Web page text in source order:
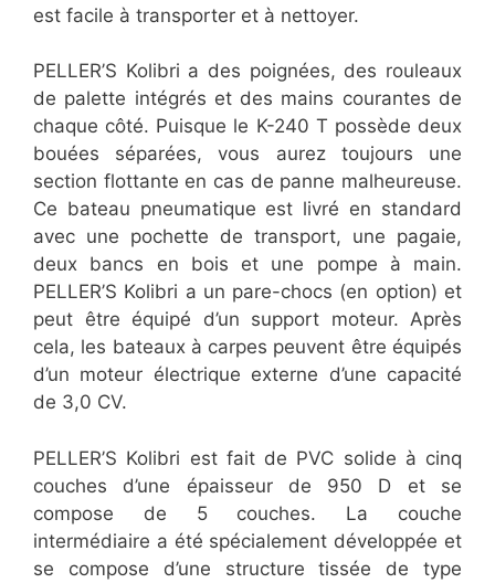
est facile à transporter et à nettoyer.
PELLER’S Kolibri a des poignées, des rouleaux
de palette intégrés et des mains courantes de
chaque côté. Puisque le K-240 T possède deux
bouées séparées, vous aurez toujours une
section flottante en cas de panne malheureuse.
Ce bateau pneumatique est livré en standard
avec une pochette de transport, une pagaie,
deux bancs en bois et une pompe à main.
PELLER’S Kolibri a un pare-chocs (en option) et
peut être équipé d’un support moteur. Après
cela, les bateaux à carpes peuvent être équipés
d’un moteur électrique externe d’une capacité
de 3,0 CV.
PELLER’S Kolibri est fait de PVC solide à cinq
couches d’une épaisseur de 950 D et se
compose de 5 couches. La couche
intermédiaire a été spécialement développée et
se compose d’une structure tissée de type